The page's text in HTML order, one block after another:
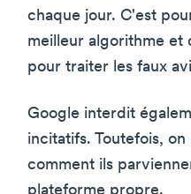
chaque jour. C'est
meilleur algorithme
pour traiter les faux
Google interdit
incitatifs. Toutefois,
comment ils